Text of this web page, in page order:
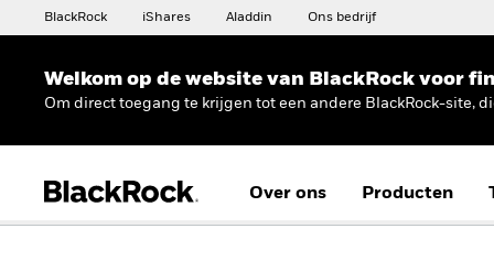
BlackRock iShares Aladdin Ons bedrijf
Welkom op de website van BlackRock voor
Om direct toegang te krijgen tot een andere BlackRock-site,
Over ons Producten